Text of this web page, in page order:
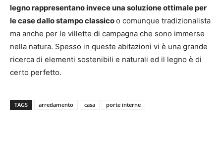
legno rappresentano invece una soluzione ottimale per
le case dallo stampo classicoo comunque tradizionalista
ma anche per le villette di campagna che sono immerse
nella natura. Spesso in queste abitazioni vi è una grande
ricerca di elementi sostenibili e naturali ed il legno è di
certo perfetto.
TAGS arredamento casa porte interne